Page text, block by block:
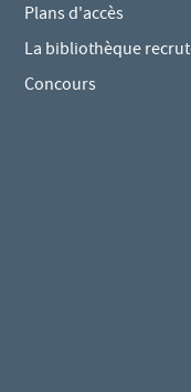
Plans d'accès
La bibliothèque
Concours